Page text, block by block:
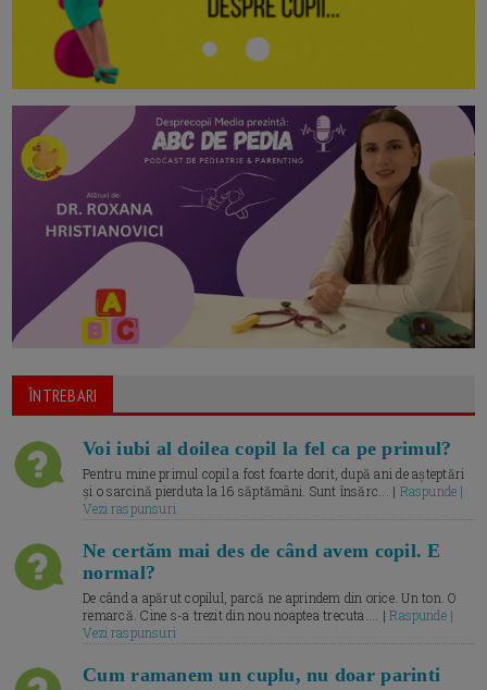
ÎNTREBARI
Voi iubi al doilea copil la fel ca pe primul?
Pentru mine primul copil a fost foarte dorit, după ani de așteptări
și o sarcină pierduta la 16 săptămâni. Sunt însărc... | Raspunde |
Vezi raspunsuri
Ne certăm mai des de când avem copil. E
normal?
De când a apărut copilul, parcă ne aprindem din orice. Un ton. O
remarcă. Cine s-a trezit din nou noaptea trecuta.... |Raspunde |
Vezi raspunsuri
Cum ramanem un cuplu, nu doar parinti